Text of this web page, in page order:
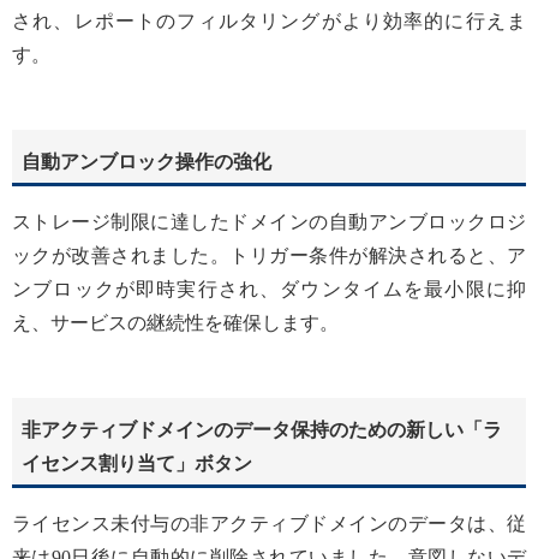
され、レポートのフィルタリングがより効率的に行えま
す。
自動アンブロック操作の強化
ストレージ制限に達したドメインの自動アンブロックロジ
ックが改善されました。トリガー条件が解決されると、ア
ンブロックが即時実行され、ダウンタイムを最小限に抑
え、サービスの継続性を確保します。
非アクティブドメインのデータ保持のための新しい「ラ
イセンス割り当て」ボタン
ライセンス未付与の非アクティブドメインのデータは、従